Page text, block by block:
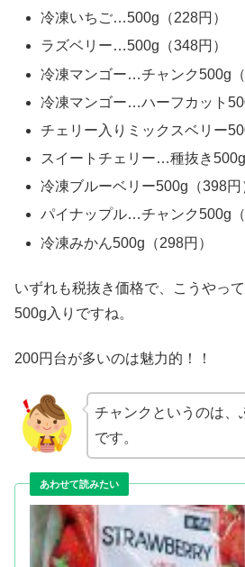
冷凍いちご…500g（228円）
ラズベリー…500g（348円）
冷凍マンゴー…チャンク500g（
冷凍マンゴー…ハーフカット
チェリー入りミックスベリー
スイートチェリー…種抜き500g
冷凍ブルーベリー500g（398円
パイナップル…チャンク500g（
冷凍みかん500g（298円）
いずれも税抜き価格で、こうやっ
500g入りですね。
200円台が多いのは魅力的！！
チャンクというのは、
です。